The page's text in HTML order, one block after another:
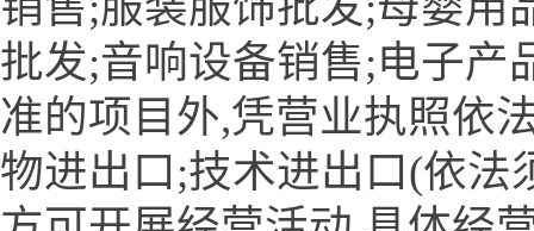
批发;音响设备销售;电子产
准的项目外,凭营业执照依
物进出口;技术进出口(依法